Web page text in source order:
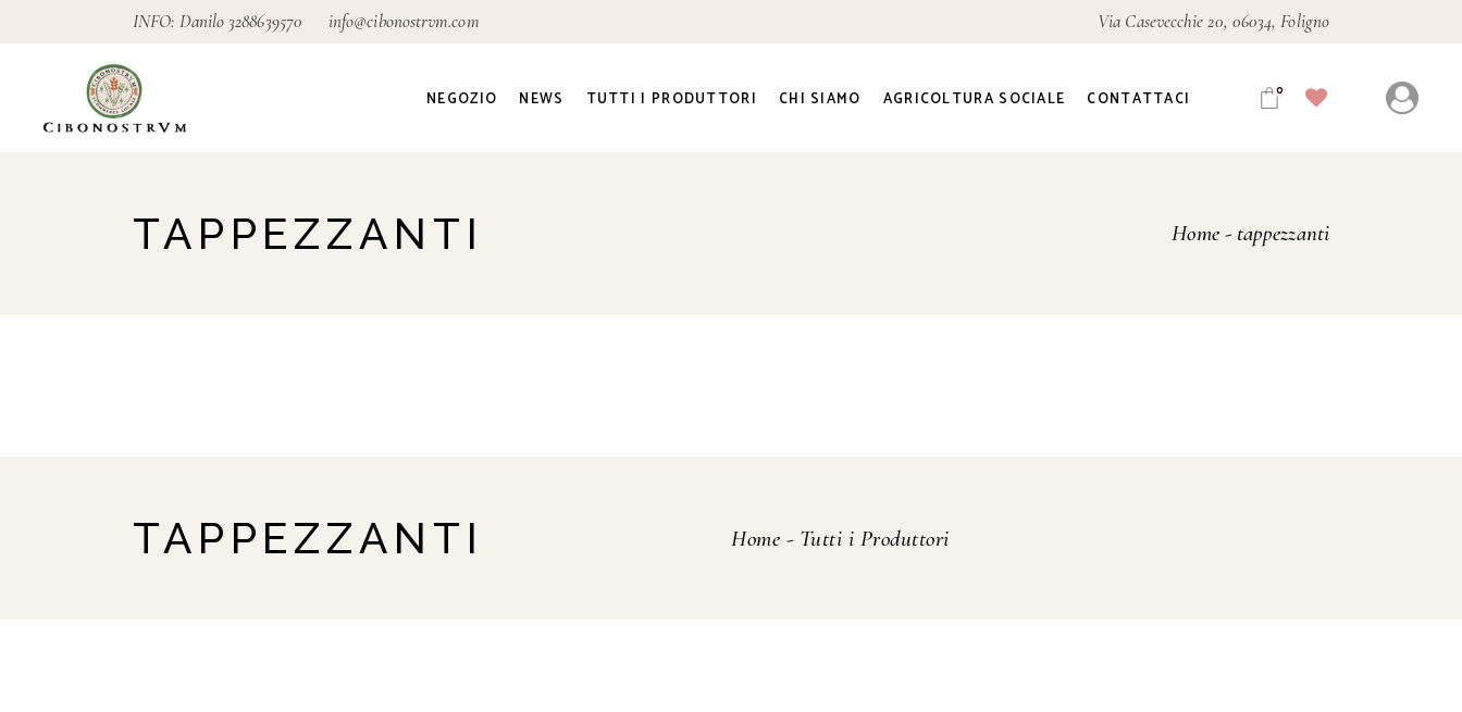
INFO: Danilo 3288639570 info@cibonostrvm.com Via Casevecchie 20, 06034, Foligno
NEGOZIO NEWS TUTTI I PRODUTTORI CHI SIAMO AGRICOLTURA SOCIALE CONTATTACI 0
TAPPEZZANTI Home tappezzanti
TAPPEZZANTI Home - Tutti i Produttori